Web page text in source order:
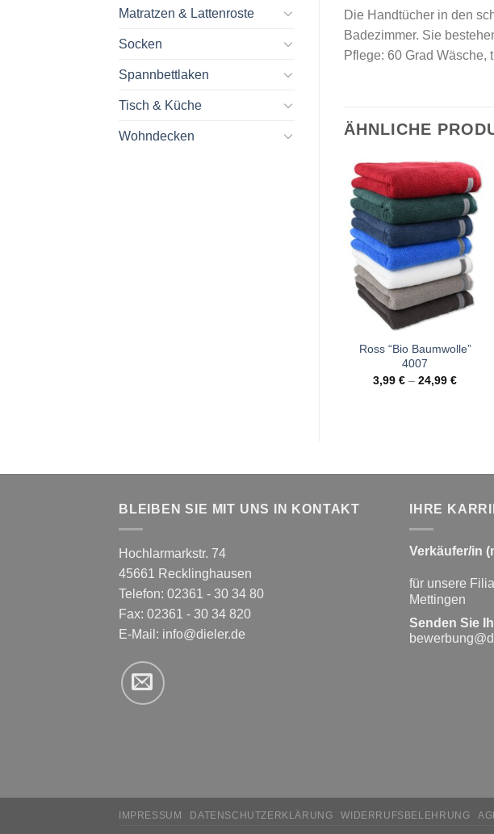
Matratzen & Lattenroste
Socken
Spannbettlaken
Tisch & Küche
Wohndecken
Die Handtücher in den
Badezimmer. Sie
Pflege: 60 Grad Wäsche,
ÄHNLICHE
Ross “Bio Baumwolle”
4007
3,99€ –24,99€
BLEIBEN SIE MIT UNS IN KONTAKT
Hochlarmarkstr. 74
45661 Recklinghausen
Telefon: 02361 - 30 34 80
Fax: 02361 - 30 34 820
E-Mail: info@dieler.de
IHRE
Verkäufer/in
für unsere
Mettingen
Senden Sie
IMPRESSUM DATENSCHUTZERKLÄRUNG WIDERRUFSBELEHRUNG